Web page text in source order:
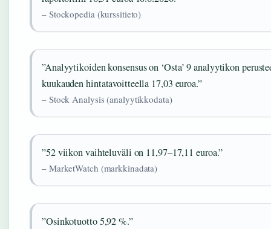
– Stockopedia (kurssitieto)
”Analyytikoiden konsensus on ‘Osta’ 9 analyytikon
kuukauden hintatavoitteella 17,03 euroa.”
– Stock Analysis (analyytikkodata)
”52 viikon vaihteluväli on 11,97–17,11 euroa.”
– MarketWatch (markkinadata)
”Osinkotuotto 5,92 %.”